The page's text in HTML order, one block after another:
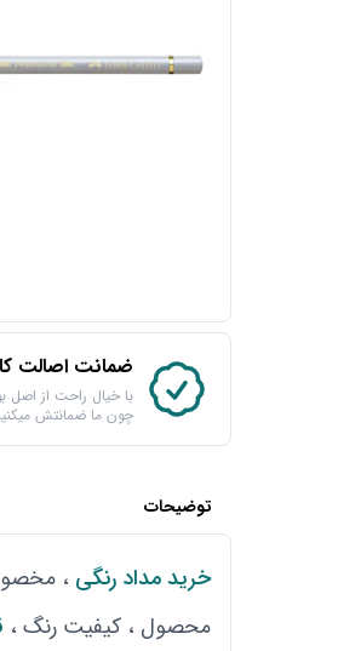
ضمانت اصالت
با خیال راحت از اصل
چون ما ضمانتش
توضیحات
خرید مداد رنگی ،
محصول ، کیفیت رنگ ،